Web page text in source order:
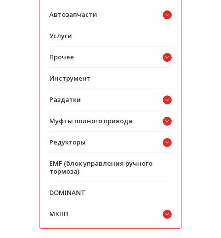
Автозапчасти
Услуги
Прочее
Инструмент
Раздатки
Муфты полного привода
Редукторы
EMF (блок управления ручного
тормоза)
DOMINANT
МКПП